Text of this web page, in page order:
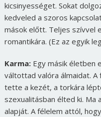
kicsinyességet. Sokat
kedveled a szoros
mások előtt. Teljes szívvel
romantikára. (Ez az egyik
Karma:Egy másik életben
váltottad valóra álmaidat. A
tette a kezét, a torkára
szexualitásban élted ki. Ma
alapját. A félelem attól,